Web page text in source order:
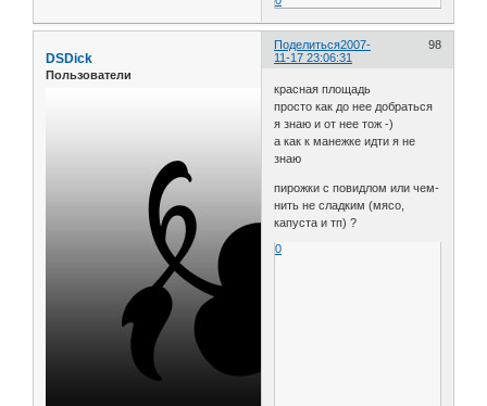
Поделиться 98
2007-
11-17 23:06:31
DSDick
Пользователи
красная площадь
просто как до нее добраться
я знаю и от нее тож -)
а как к манежке идти я не
знаю
пирожки с повидлом или чем-
нить не сладким (мясо,
капуста и тп) ?
0